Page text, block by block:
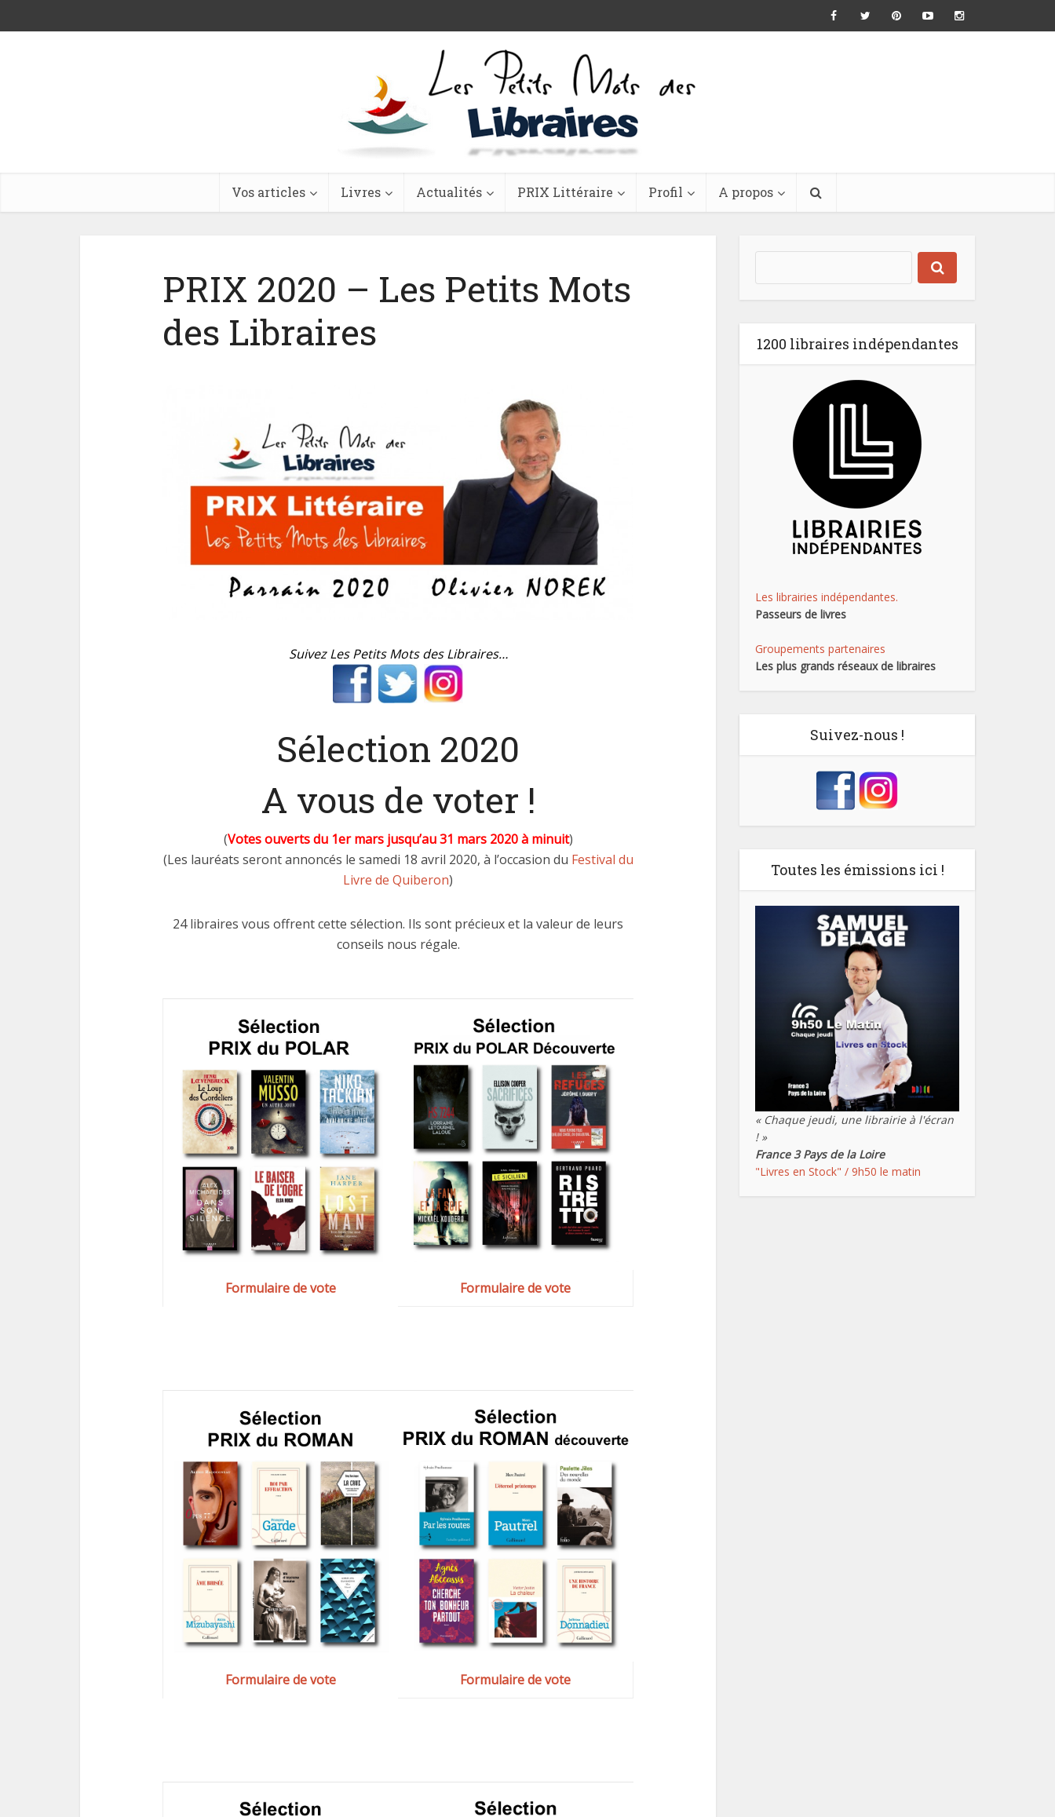
Vos articles Livres Actualités PRIX Littéraire Profil A propos
PRIX 2020 – Les Petits Mots
des Libraires
Suivez Les Petits Mots des Libraires…
Sélection 2020
A vous de voter !
(Votes ouverts du 1er mars jusqu’au 31 mars 2020 à minuit)
(Les lauréats seront annoncés le samedi 18 avril 2020, à l’occasion du Festival du
Livre de Quiberon)
24 libraires vous offrent cette sélection. Ils sont précieux et la valeur de leurs
conseils nous régale.
Formulaire de vote Formulaire de vote
Formulaire de vote Formulaire de vote
1200 libraires indépendantes
Les librairies indépendantes.
Passeurs de livres
Groupements partenaires
Les plus grands réseaux de libraires
Suivez-nous !
Toutes les émissions ici !
« Chaque jeudi, une librairie à l'écran
! »
France 3 Pays de la Loire
"Livres en Stock" / 9h50 le matin